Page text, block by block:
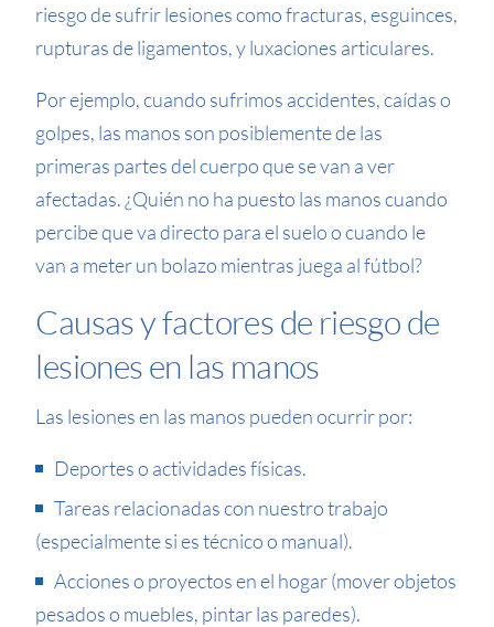
riesgo de sufrir lesiones como fracturas, esguinces,
rupturas de ligamentos, y luxaciones articulares.
Por ejemplo, cuando sufrimos accidentes, caídas o
golpes, las manos son posiblemente de las
primeras partes del cuerpo que se van a ver
afectadas. ¿Quién no ha puesto las manos cuando
percibe que va directo para el suelo o cuando le
van a meter un bolazo mientras juega al fútbol?
Causas y factores de riesgo de
lesiones en las manos
Las lesiones en las manos pueden ocurrir por:
Deportes o actividades físicas.
Tareas relacionadas con nuestro trabajo
(especialmente si es técnico o manual).
Acciones o proyectos en el hogar (mover objetos
pesados o muebles, pintar las paredes).